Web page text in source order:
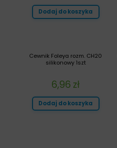
Dodaj do koszyka
Cewnik Foleya rozm. CH20
silikonowy 1szt
6,96 zł
Dodaj do koszyka